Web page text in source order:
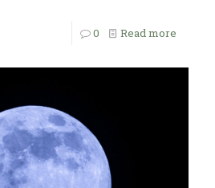
0 Read more